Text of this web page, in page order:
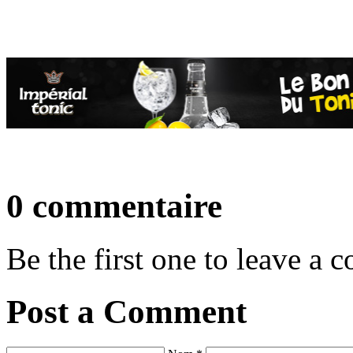
0 commentaire
Be the first one to leave a
Post a Comment